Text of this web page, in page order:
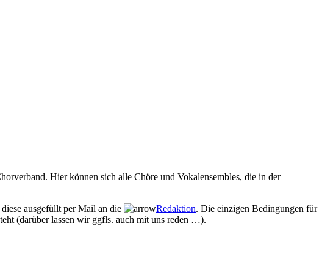
Hier können sich alle Chöre und Vokalensembles, die in der
ausgefüllt per Mail an die Redaktion. Die einzigen Bedingungen für
(darüber lassen wir ggfls. auch mit uns reden …).